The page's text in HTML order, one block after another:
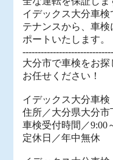
イデックス大分車
テナンスから、車
ポートいたします。
大分市で車検をお
お任せください！
イデックス大分車検
住所／大分県大分市
車検受付時間／9:00
定休日／年中無休